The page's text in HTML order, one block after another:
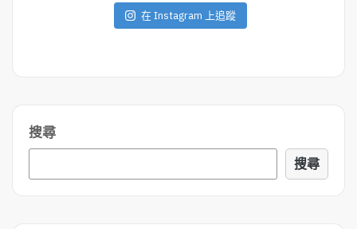
在 Instagram 上追蹤
搜尋
搜尋